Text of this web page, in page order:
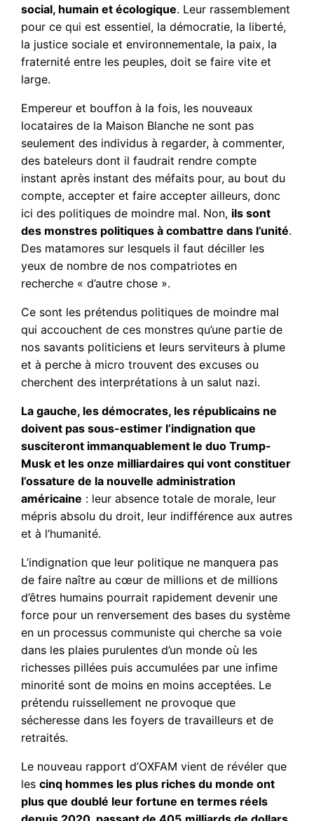
social, humain et écologique. Leur rassemblement
pour ce qui est essentiel, la démocratie, la liberté,
la justice sociale et environnementale, la paix, la
fraternité entre les peuples, doit se faire vite et
large.
Empereur et bouffon à la fois, les nouveaux
locataires de la Maison Blanche ne sont pas
seulement des individus à regarder, à commenter,
des bateleurs dont il faudrait rendre compte
instant après instant des méfaits pour, au bout du
compte, accepter et faire accepter ailleurs, donc
ici des politiques de moindre mal. Non, ils sont
des monstres politiques à combattre dans l’unité.
Des matamores sur lesquels il faut déciller les
yeux de nombre de nos compatriotes en
recherche « d’autre chose ».
Ce sont les prétendus politiques de moindre mal
qui accouchent de ces monstres qu’une partie de
nos savants politiciens et leurs serviteurs à plume
et à perche à micro trouvent des excuses ou
cherchent des interprétations à un salut nazi.
La gauche, les démocrates, les républicains ne
doivent pas sous-estimer l’indignation que
susciteront immanquablement le duo Trump-
Musk et les onze milliardaires qui vont constituer
l’ossature de la nouvelle administration
américaine : leur absence totale de morale, leur
mépris absolu du droit, leur indifférence aux autres
et à l’humanité.
L’indignation que leur politique ne manquera pas
de faire naître au cœur de millions et de millions
d’êtres humains pourrait rapidement devenir une
force pour un renversement des bases du système
en un processus communiste qui cherche sa voie
dans les plaies purulentes d’un monde où les
richesses pillées puis accumulées par une infime
minorité sont de moins en moins acceptées. Le
prétendu ruissellement ne provoque que
sécheresse dans les foyers de travailleurs et de
retraités.
Le nouveau rapport d’OXFAM vient de révéler que
lescinq hommes les plus riches du monde ont
plus que doublé leur fortune en termes réels